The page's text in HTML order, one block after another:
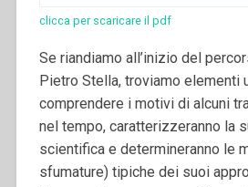
clicca per scaricare il pdf
Se riandiamo all’inizio del
Pietro Stella, troviamo elementi
comprendere i motivi di alcuni
nel tempo, caratterizzeranno la
scientifica e determineranno le
sfumature) tipiche dei suoi